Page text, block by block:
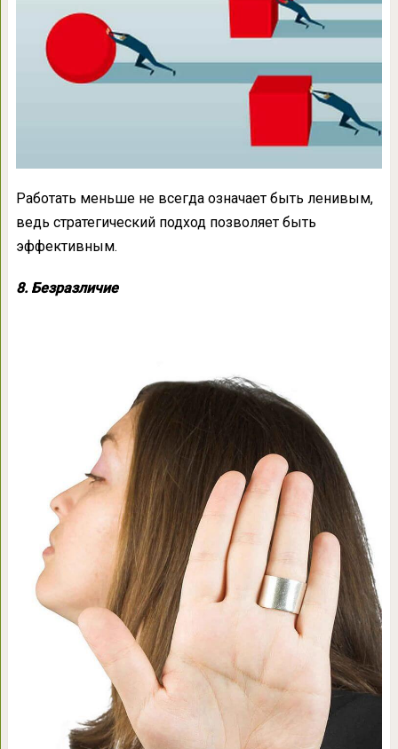
Работать меньше не всегда означает быть ленивым,
ведь стратегический подход позволяет быть
эффективным.
8. Безразличие